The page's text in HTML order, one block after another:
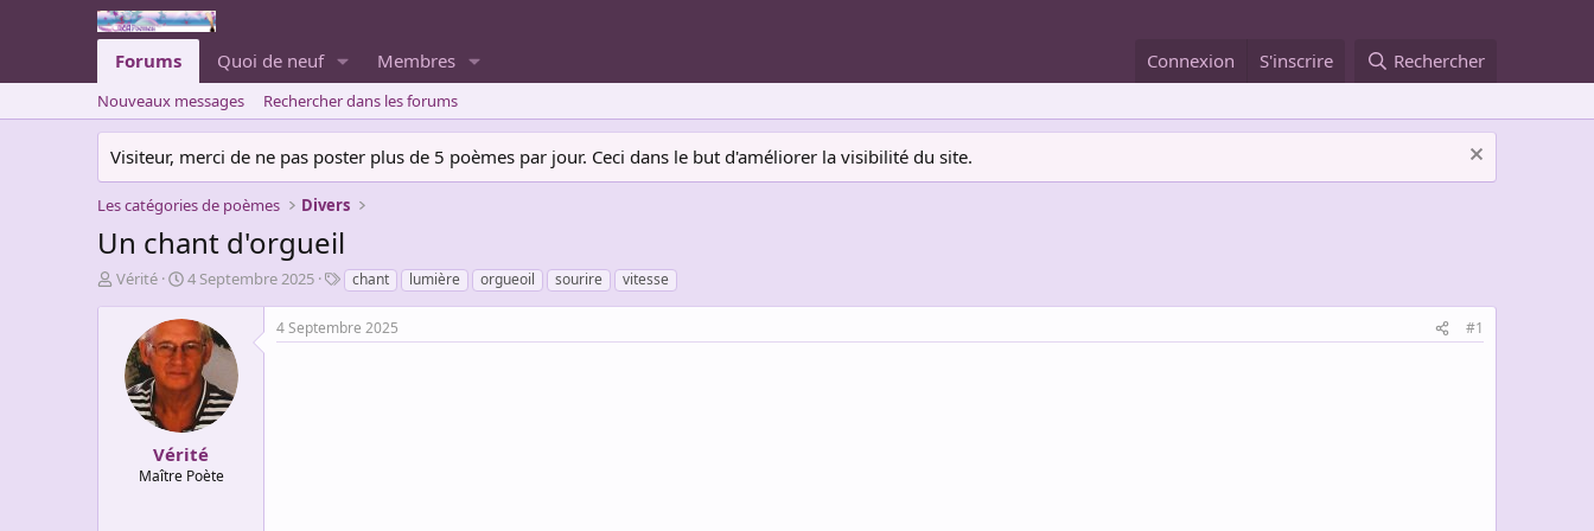
Forums Quoi de neuf Membres Connexion S'inscrire Rechercher
Nouveaux messages Rechercher dans les forums
Visiteur, merci de ne pas poster plus de 5 poèmes par jour. Ceci dans le but d'améliorer la visibilité du site.
Les catégories de poèmes Divers
Un chant d'orgueil
A
Vérité
D
t
e
d
e
d
é
b
u
4 Septembre 2025
T
a
g
s
chant lumière orgueoil sourire vitesse
Vérité
Maître Poète
4 Septembre 2025 #1